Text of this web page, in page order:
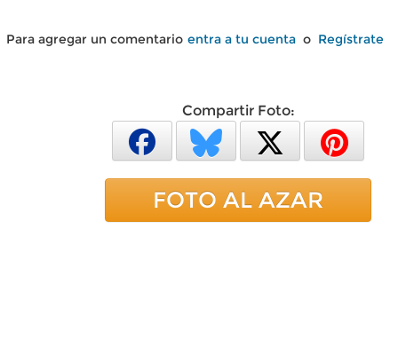
Para agregar un comentario entra a tu cuenta o Regístrate
Compartir Foto:
FOTO AL AZAR